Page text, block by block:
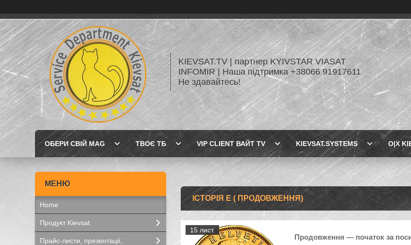
KIEVSAT.TV | партнер KYIVSTAR VIASAT
INFOMIR | Наша підтримка +38066 91917611
Не здавайтесь!
ОБЕРИ СВІЙ MAG ТВОЄ ТБ VIP CLIENT ВАЙТ TV KIEVSAT.SYSTEMS O|X
ІСТОРІЯ Е ( ПРОДОВЖЕННЯ)
15 лист.
Продовження — початок за
Home
Продукт Kievsat
Прайс-листи, презентації,